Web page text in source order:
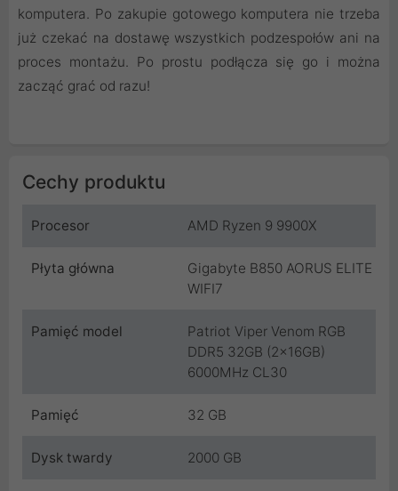
komputera. Po zakupie gotowego komputera nie trzeba
już czekać na dostawę wszystkich podzespołów ani na
proces montażu. Po prostu podłącza się go i można
zacząć grać od razu!
Cechy produktu
Procesor AMD Ryzen 9 9900X
Płyta główna
Gigabyte B850 AORUS ELITE
WIFI7
Pamięć model
Patriot Viper Venom RGB
DDR5 32GB (2x16GB)
6000MHz CL30
Pamięć 32 GB
Dysk twardy 2000 GB